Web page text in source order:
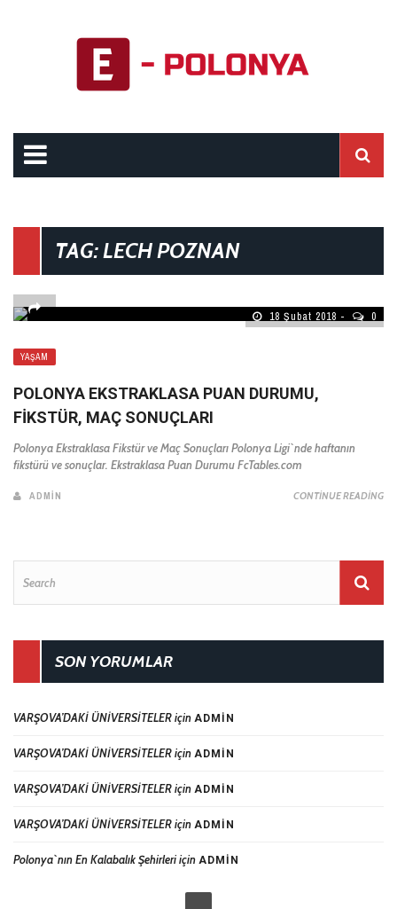
TAG: LECH POZNAN
18 Şubat 2018 0
YAŞAM
POLONYA EKSTRAKLASA PUAN DURUMU,
FIKSTÜR, MAÇ SONUÇLARI
Polonya Ekstraklasa Fikstür ve Maç Sonuçları Polonya Ligi`nde haftanın
fikstürü ve sonuçlar. Ekstraklasa Puan Durumu FcTables.com
ADMIN CONTINUE READING
SON YORUMLAR
VARŞOVA’DAKİ ÜNİVERSİTELERiçin ADMIN
VARŞOVA’DAKİ ÜNİVERSİTELERiçin ADMIN
VARŞOVA’DAKİ ÜNİVERSİTELERiçin ADMIN
VARŞOVA’DAKİ ÜNİVERSİTELERiçin ADMIN
Polonya`nın En Kalabalık Şehirleriiçin ADMIN